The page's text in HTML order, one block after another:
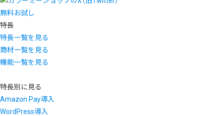
無料お試し
特長
特長一覧を見る
商材一覧を見る
機能一覧を見る
特長別に見る
Amazon Pay導入
WordPress導入